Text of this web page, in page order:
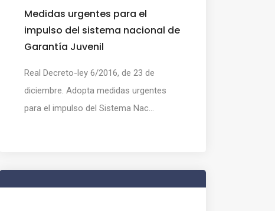
Medidas urgentes para el
impulso del sistema nacional de
Garantía Juvenil
Real Decreto-ley 6/2016, de 23 de
diciembre. Adopta medidas urgentes
para el impulso del Sistema Nac...